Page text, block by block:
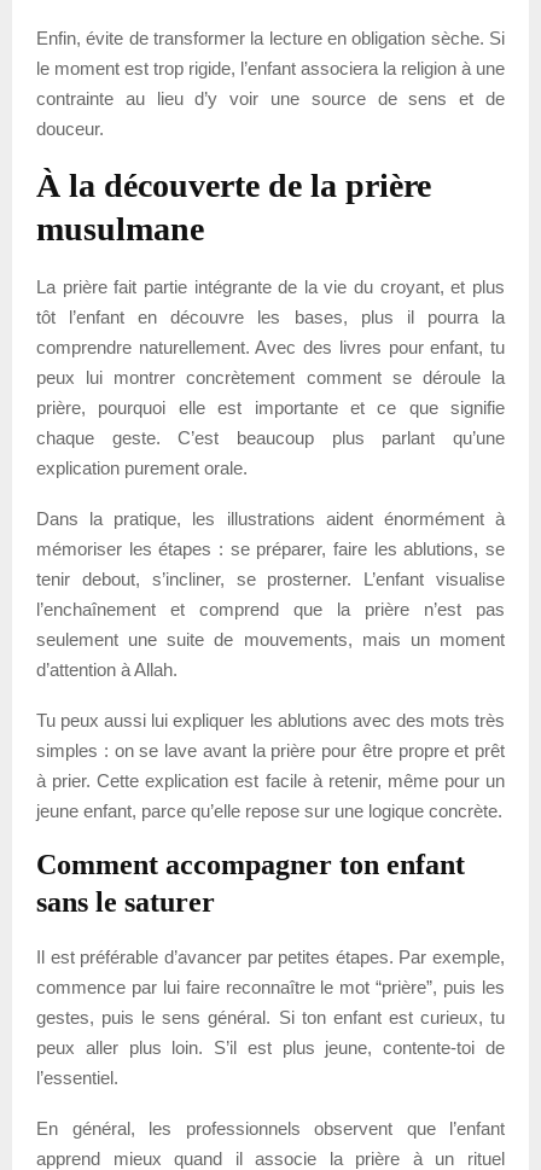
Enfin, évite de transformer la lecture en obligation sèche. Si
le moment est trop rigide, l’enfant associera la religion à une
contrainte au lieu d’y voir une source de sens et de
douceur.
À la découverte de la prière
musulmane
La prière fait partie intégrante de la vie du croyant, et plus
tôt l’enfant en découvre les bases, plus il pourra la
comprendre naturellement. Avec des livres pour enfant, tu
peux lui montrer concrètement comment se déroule la
prière, pourquoi elle est importante et ce que signifie
chaque geste. C’est beaucoup plus parlant qu’une
explication purement orale.
Dans la pratique, les illustrations aident énormément à
mémoriser les étapes : se préparer, faire les ablutions, se
tenir debout, s’incliner, se prosterner. L’enfant visualise
l’enchaînement et comprend que la prière n’est pas
seulement une suite de mouvements, mais un moment
d’attention à Allah.
Tu peux aussi lui expliquer les ablutions avec des mots très
simples : on se lave avant la prière pour être propre et prêt
à prier. Cette explication est facile à retenir, même pour un
jeune enfant, parce qu’elle repose sur une logique concrète.
Comment accompagner ton enfant
sans le saturer
Il est préférable d’avancer par petites étapes. Par exemple,
commence par lui faire reconnaître le mot “prière”, puis les
gestes, puis le sens général. Si ton enfant est curieux, tu
peux aller plus loin. S’il est plus jeune, contente-toi de
l’essentiel.
En général, les professionnels observent que l’enfant
apprend mieux quand il associe la prière à un rituel